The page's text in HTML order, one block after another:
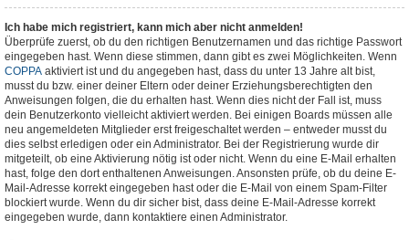
Ich habe mich registriert, kann mich aber nicht anmelden!
Überprüfe zuerst, ob du den richtigen Benutzernamen und das richtige Passwort
eingegeben hast. Wenn diese stimmen, dann gibt es zwei Möglichkeiten. Wenn
COPPA aktiviert ist und du angegeben hast, dass du unter 13 Jahre alt bist,
musst du bzw. einer deiner Eltern oder deiner Erziehungsberechtigten den
Anweisungen folgen, die du erhalten hast. Wenn dies nicht der Fall ist, muss
dein Benutzerkonto vielleicht aktiviert werden. Bei einigen Boards müssen alle
neu angemeldeten Mitglieder erst freigeschaltet werden – entweder musst du
dies selbst erledigen oder ein Administrator. Bei der Registrierung wurde dir
mitgeteilt, ob eine Aktivierung nötig ist oder nicht. Wenn du eine E-Mail erhalten
hast, folge den dort enthaltenen Anweisungen. Ansonsten prüfe, ob du deine E-
Mail-Adresse korrekt eingegeben hast oder die E-Mail von einem Spam-Filter
blockiert wurde. Wenn du dir sicher bist, dass deine E-Mail-Adresse korrekt
eingegeben wurde, dann kontaktiere einen Administrator.